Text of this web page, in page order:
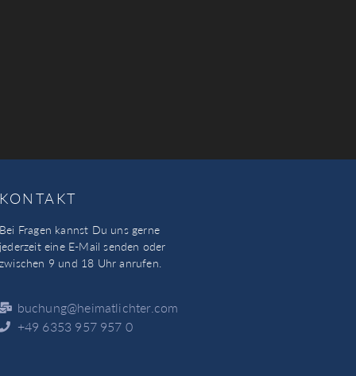
KONTAKT
Bei Fragen kannst Du uns gerne
jederzeit eine E-Mail senden oder
zwischen 9 und 18 Uhr anrufen.
buchung@heimatlichter.com
+49 6353 957 957 0